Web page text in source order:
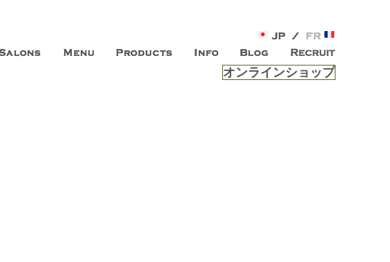
シオールは、 内面から輝く美をトー
りに「パリ店」がオープン。お客様のもつ「自らしい美しさ」を追求し、未来の
品・技術・サービスを提供する総合エステサロンです。
オンラインショップ